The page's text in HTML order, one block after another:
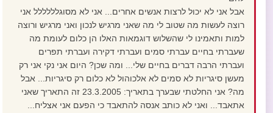
אבל אני לא יכול לרצות אנשים אחרים... אני לא מסוגלללללל אני
רוצה לעשות מה שטוב לי מה שאני מרגיש לנכון ואני מרגיש ורוצה
למות ותאמינו לי שהשלוש דוגמאות האלו הן כלום לעומת מה
שעברתי בחיים עברתי סמים ועברתי דקירה ועברתי תפרים
ועברתי הרבה דברים בחיים שלי... ומה שכן? היום אני נקי אני רק
מעשן סיגריות לא סמים לא אלכוהול לא כלום רק סיגריות... אבל
מה? אני החלטתי שבערך בתאריך: 23.3.2005 זה התאריך שאני
אתאבד... ואני לא כותב אנסה להתאבד כי הפעם אני אצליח...